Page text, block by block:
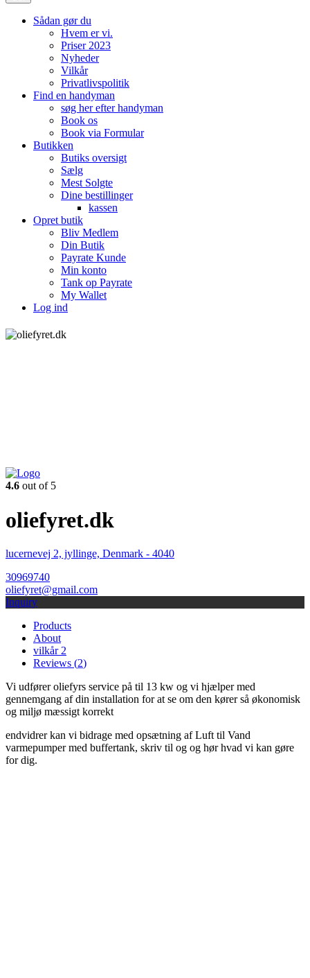
Sådan gør du
Hvem er vi.
Priser 2023
Nyheder
Vilkår
Privatlivspolitik
Find en handyman
søg her efter handyman
Book os
Book via Formular
Butikken
Butiks oversigt
Sælg
Mest Solgte
Dine bestillinger
kassen
Opret butik
Bliv Medlem
Din Butik
Payrate Kunde
Min konto
Tank op Payrate
My Wallet
Log ind
4.6 out of 5
oliefyret.dk
lucernevej 2, jyllinge, Denmark - 4040
30969740
oliefyret@gmail.com
Inquiry
Products
About
vilkår 2
Reviews (2)
Vi udfører oliefyrs service på til 13 kw og vi hjælper med
gennemgang af din installation for at se om den kører så økonomisk
og miljø mæssigt korrekt
endvidrer kan vi bidrage med opsætning af Luft til Vand
varmepumper med buffertank, skriv til og og hør hvad vi kan gøre
for dig.